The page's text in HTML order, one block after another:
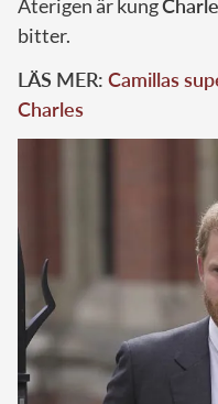
Återigen är kung
bitter.
LÄS MER: Camillas
Charles